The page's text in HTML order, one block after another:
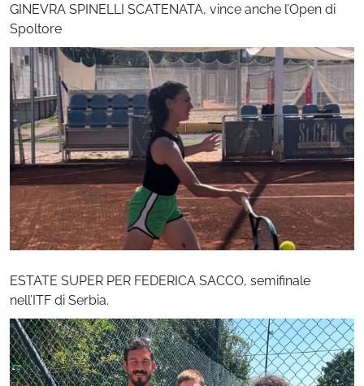
GINEVRA SPINELLI SCATENATA, vince anche l’Open di
Spoltore
ESTATE SUPER PER FEDERICA SACCO, semifinale
nell’ITF di Serbia.